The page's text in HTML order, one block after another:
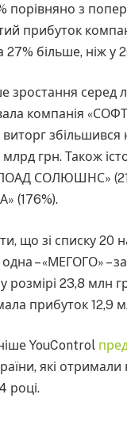
порівняно з
прибуток
більше, ніж у
зростання серед
компанія
збільшився
грн. Також
СОЛЮШНС»
(176%).
що зі списку 20
– «МЕГОГО» –
розмірі 23,8 млн
прибуток 12,9
YouControl
які
році.